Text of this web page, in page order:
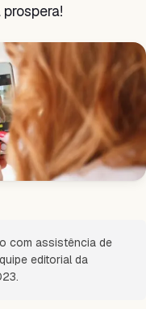
com assistência de
editorial da